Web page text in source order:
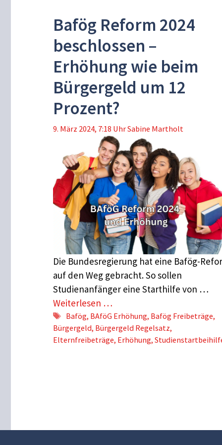
Bafög Reform 2024
beschlossen –
Erhöhung wie beim
Bürgergeld um 12
Prozent?
9. März 2024, 7:18 UhrSabine Martholt
Die Bundesregierung hat eine Bafög-
auf den Weg gebracht. So sollen
Studienanfänger eine Starthilfe von …
Weiterlesen …
Schlagwörter
Bafög, BAföG Erhöhung, Bafög Freibeträge,
Bürgergeld, Bürgergeld Regelsatz,
Elternfreibeträge, Erhöhung,